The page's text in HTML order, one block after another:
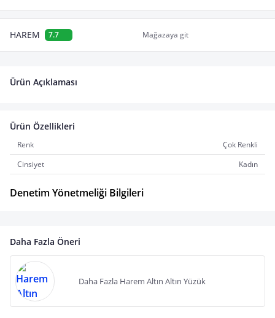
HAREM 7.7 Mağazaya git
Ürün Açıklaması
Ürün Özellikleri
Renk
Çok Renkli
Cinsiyet
Kadın
Denetim Yönetmeliği Bilgileri
Daha Fazla Öneri
Daha Fazla Harem Altın Altın Yüzük